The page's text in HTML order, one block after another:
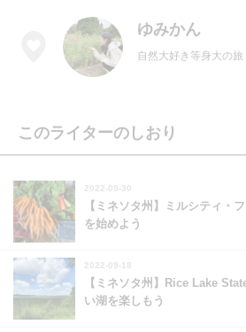
ゆみかん
自然大好き等身大の旅
このライターのしおり
2022-09-30
【ミネソタ州】ミルシティ・
を始めよう
2022-09-18
【ミネソタ州】Rice Lake
い湖を楽しもう